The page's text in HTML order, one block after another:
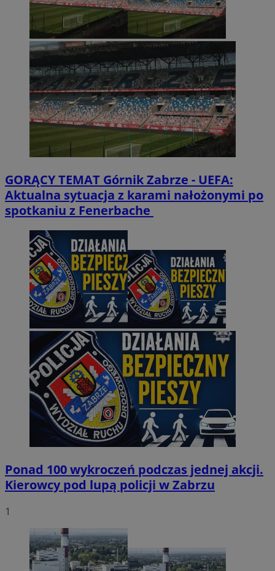
GORĄCY TEMAT Górnik Zabrze - UEFA:
Aktualna sytuacja z karami nałożonymi po
spotkaniu z Fenerbache
Ponad 100 wykroczeń podczas jednej akcji.
Kierowcy pod lupą policji w Zabrzu
1